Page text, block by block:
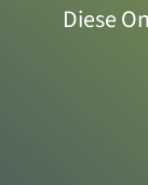
Diese